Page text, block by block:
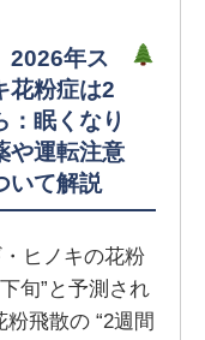
2026年ス
花粉症は2
：眠くなり
や運転注意
いて解説
ヒノキの花粉
旬”と予測され
飛散の “2週間